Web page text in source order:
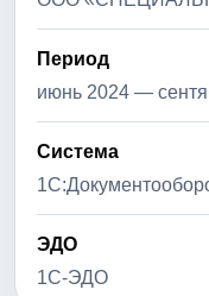
Период
июнь 2024 —
Система
ЭДО
1С-ЭДО